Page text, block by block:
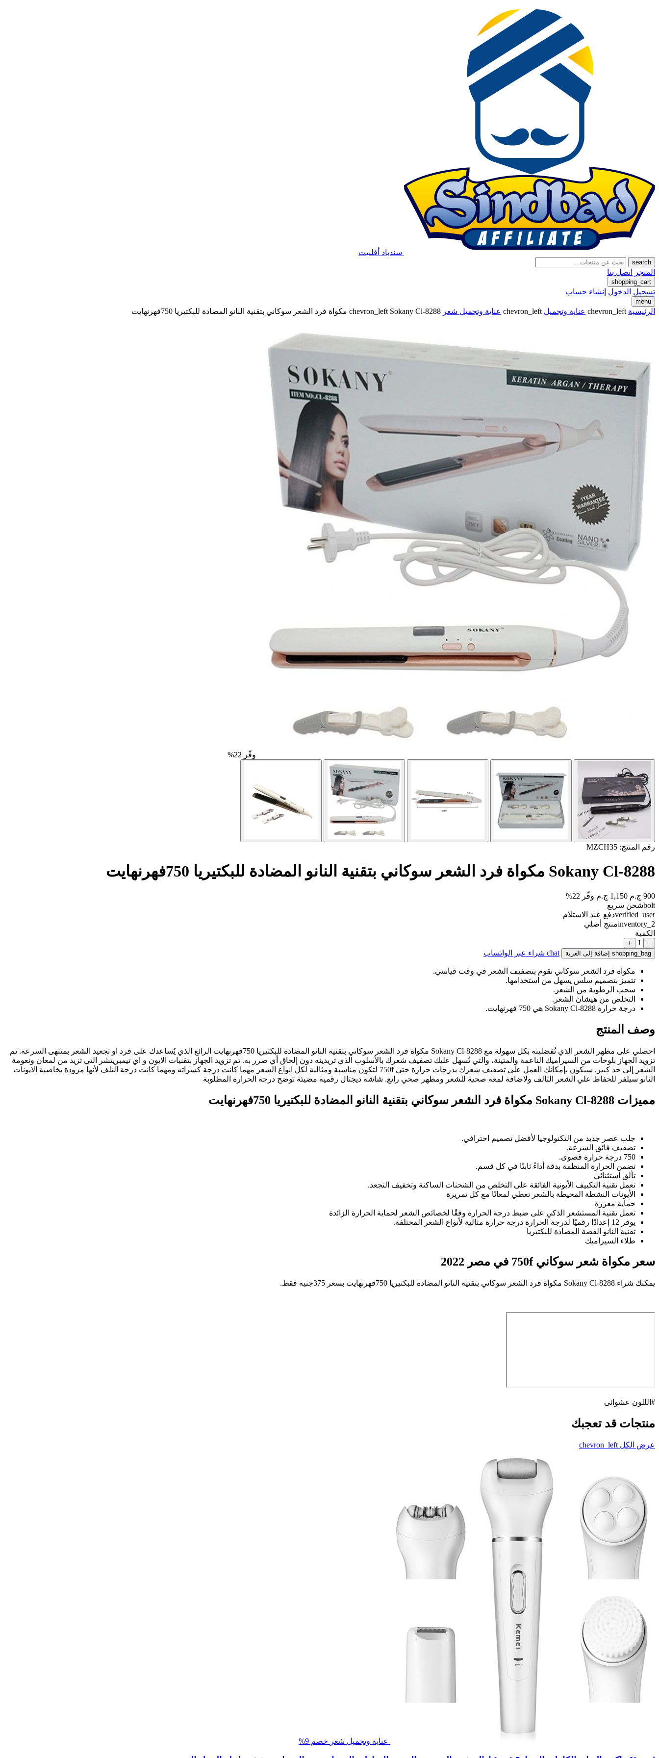
سندباد أفلييت
search
المتجر اتصل بنا
shopping_cart
تسجيل الدخول إنشاء حساب
menu
الرئيسية chevron_left عناية وتجميل chevron_left عناية وتجميل شعر chevron_left Sokany Cl-8288 مكواة فرد الشعر سوكاني بتقنية النانو المضادة للبكتيريا 750فهرنهايت
وفّر 22%
رقم المنتج: MZCH35
Sokany Cl-8288 مكواة فرد الشعر سوكاني بتقنية النانو المضادة للبكتيريا 750فهرنهايت
900 ج.م 1,150 ج.م
وفّر 22%
boltشحن سريع
verified_userدفع عند الاستلام
inventory_2منتج أصلي
الكمية
−
1
+
shopping_bag إضافة إلى العربة chat شراء عبر الواتساب
مكواة فرد الشعر سوكاني تقوم بتصفيف الشعر في وقت قياسي.
تتميز بتصميم سلس يسهل من استخدامها.
سحب الرطوبة من الشعر.
التخلص من هيشان الشعر.
درجة حرارة Sokany Cl-8288 هي 750 فهرنهايت.
وصف المنتج
احصلي على مظهر الشعر الذي تُفضلينه بكل سهولة مع Sokany Cl-8288 مكواة فرد الشعر سوكاني بتقنية النانو المضادة للبكتيريا 750فهرنهايت الرائع الذي يُساعدك على فرد او تجعيد الشعر بمنتهى السرعة. تم
تزويد الجهاز بلوحات من السيراميك الناعمة والمتينة، والتي تُسهل عليك تصفيف شعرك بالأسلوب الذي تريدينه دون إلحاق أي ضرر به. تم تزويد الجهاز بتقنيات الايون و اي تيمبريتشر التي تزيد من لمعان ونعومة
الشعر إلى حد كبير. سيكون بإمكانك العمل على تصفيف شعرك بدرجات حرارة حتى 750f لتكون مناسبة ومثالية لكل انواع الشعر مهما كانت درجة كسراته ومهما كانت درجة التلف لأنها مزودة بخاصية الايونات
النانو سيلفر للحفاظ علي الشعر التالف ولاضافة لمعة صحية للشعر ومظهر صحي رائع. شاشة ديجتال رقمية مضيئة توضح درجة الحرارة المطلوبة
مميزات Sokany Cl-8288 مكواة فرد الشعر سوكاني بتقنية النانو المضادة للبكتيريا 750فهرنهايت
جلب عصر جديد من التكنولوجيا لأفضل تصميم احترافي.
تصفيف فائق السرعة.
750 درجة حرارة قصوى.
تضمن الحرارة المنظمة بدقة أداءً ثابتًا في كل قسم.
تألق استثنائي
تعمل تقنية التكييف الأيونية الفائقة على التخلص من الشحنات الساكنة وتخفيف التجعد.
الأيونات النشطة المحيطة بالشعر تعطي لمعانًا مع كل تمريرة
حماية معززة
تعمل تقنية المستشعر الذكي على ضبط درجة الحرارة وفقًا لخصائص الشعر لحماية الحرارة الزائدة
يوفر 12 إعدادًا رقميًا لدرجة الحرارة درجة حرارة مثالية لأنواع الشعر المختلفة.
تقنية النانو الفضة المضادة للبكتيريا
طلاء السيراميك
سعر مكواة شعر سوكاني 750f في مصر 2022
يمكنك شراء Sokany Cl-8288 مكواة فرد الشعر سوكاني بتقنية النانو المضادة للبكتيريا 750فهرنهايت بسعر 375جنيه فقط.
#الللون عشوائى
منتجات قد تعجبك
عرض الكل chevron_left
عناية وتجميل شعر خصم 9%